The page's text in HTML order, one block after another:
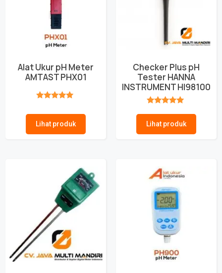
Alat Ukur pH Meter
AMTAST PHX01
Lihat produk
Checker Plus pH
Tester HANNA
INSTRUMENT HI98100
Lihat produk